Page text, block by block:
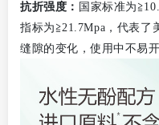
抗折强度： 国家标准为
指标为≧21.7Mpa，代表了
缝隙的变化，使用中不易开